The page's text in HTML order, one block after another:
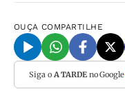
OUÇA COMPARTILHE
Siga o A TARDEno Google